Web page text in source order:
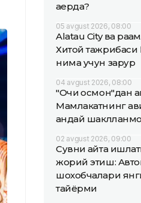
қаерда?
05 avgust 2026, 08:00
Alatau City ва
Хитой тажрибаси
нима учун зарур
04 avgust 2026, 08:00
"Очиқ осмон"дан
Мамлакатнинг
қандай
02 avgust 2026, 09:00
Сувни қайта
жорий этиш:
шохобчалари
тайёрми